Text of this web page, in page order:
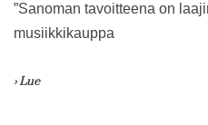
”Sanoman tavoitteena on
musiikkikauppa
› Lue